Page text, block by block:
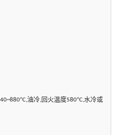
°C,油冷,回火温度580°C,水冷或